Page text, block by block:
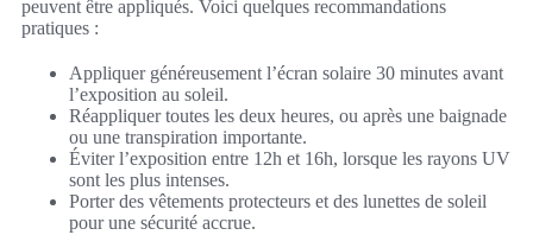
peuvent être appliqués. Voici quelques recommandations
pratiques :
Appliquer généreusement l’écran solaire 30 minutes avant
l’exposition au soleil.
Réappliquer toutes les deux heures, ou après une baignade
ou une transpiration importante.
Éviter l’exposition entre 12h et 16h, lorsque les rayons UV
sont les plus intenses.
Porter des vêtements protecteurs et des lunettes de soleil
pour une sécurité accrue.